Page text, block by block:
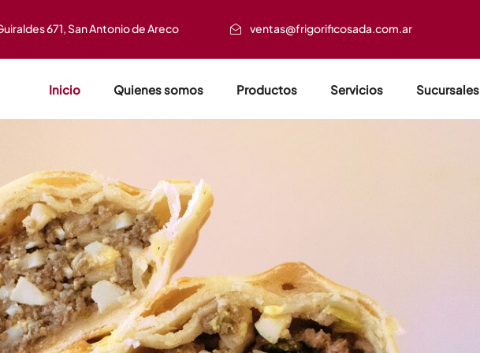
671, San Antonio de Areco ventas@frigorificosada.com.ar
Inicio Quienes somos Productos Servicios Sucursales